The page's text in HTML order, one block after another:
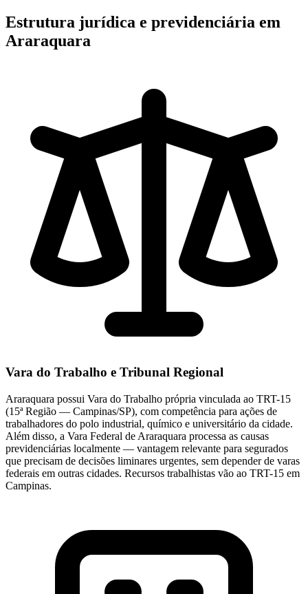
Estrutura jurídica e previdenciária em
Araraquara
Vara do Trabalho e Tribunal Regional
Araraquara possui Vara do Trabalho própria vinculada ao TRT-15
(15ª Região — Campinas/SP), com competência para ações de
trabalhadores do polo industrial, químico e universitário da cidade.
Além disso, a Vara Federal de Araraquara processa as causas
previdenciárias localmente — vantagem relevante para segurados
que precisam de decisões liminares urgentes, sem depender de varas
federais em outras cidades. Recursos trabalhistas vão ao TRT-15 em
Campinas.